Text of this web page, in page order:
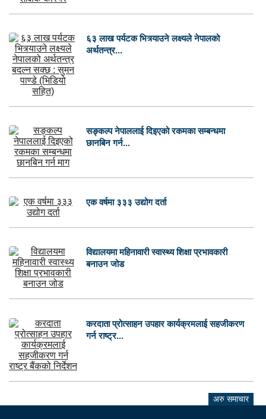
६३ लाख पर्यटक भित्र्याउने लक्ष्यले नेपालको
अर्थतन्त्र...
सङ्कल्प नेपाललाई दिइएको रकमका सम्बन्धमा
छानबिन गर्न...
एक वर्षमा ३३३ उद्योग दर्ता
विद्यालयमा महिनावारी स्वास्थ्य शिक्षा प्रभावकारी
बनाउन जोड
करदाता प्रोत्साहन उपहार कार्यक्रमलाई सहजीकरण
गर्न राष्ट्र...
अरु समाचार